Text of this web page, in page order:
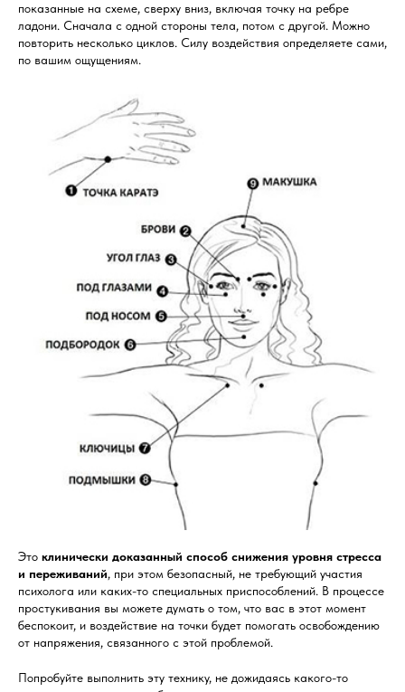
показанные на схеме, сверху вниз, включая точку на ребре
ладони. Сначала с одной стороны тела, потом с другой. Можно
повторить несколько циклов. Силу воздействия определяете сами,
по вашим ощущениям.
Это клинически доказанный способ снижения уровня стресса
и переживаний, при этом безопасный, не требующий участия
психолога или каких-то специальных приспособлений. В процессе
простукивания вы можете думать о том, что вас в этот момент
беспокоит, и воздействие на точки будет помогать освобождению
от напряжения, связанного с этой проблемой.
Попробуйте выполнить эту технику, не дожидаясь какого-то